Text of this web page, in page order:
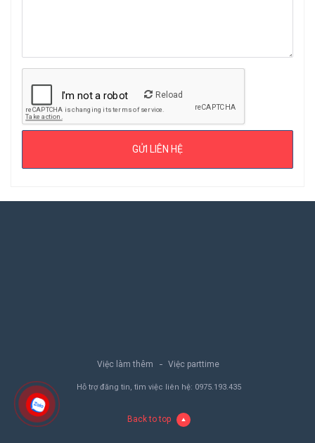
Reload
Việc làm thêm Việc parttime
Hỗ trợ đăng tin, tìm việc liên hệ: 0975.193.435
Back to top